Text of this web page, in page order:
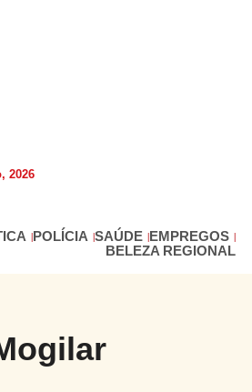
2026
POLÍCIA SAÚDE
EMPREGOS
BELEZA REGIONAL